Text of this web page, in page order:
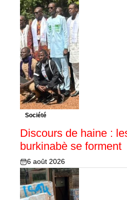
Société
Discours de haine :
burkinabè se forment
6 août 2026